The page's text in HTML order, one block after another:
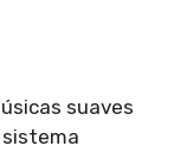
suaves